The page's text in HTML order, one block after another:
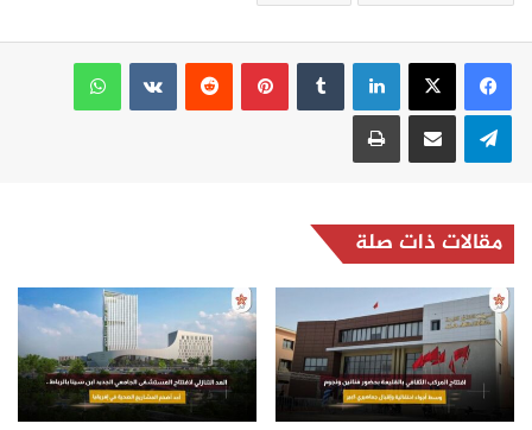
لينكدإن بينتيريست
واتساب
تيلقرام مشاركة عبر البريد طباعة
مقالات ذات صلة